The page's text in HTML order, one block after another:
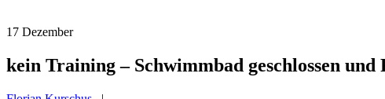
17 Dezember
kein Training – Schwimmbad geschlossen und